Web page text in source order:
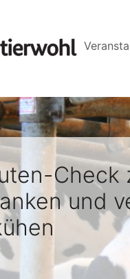
Check
und